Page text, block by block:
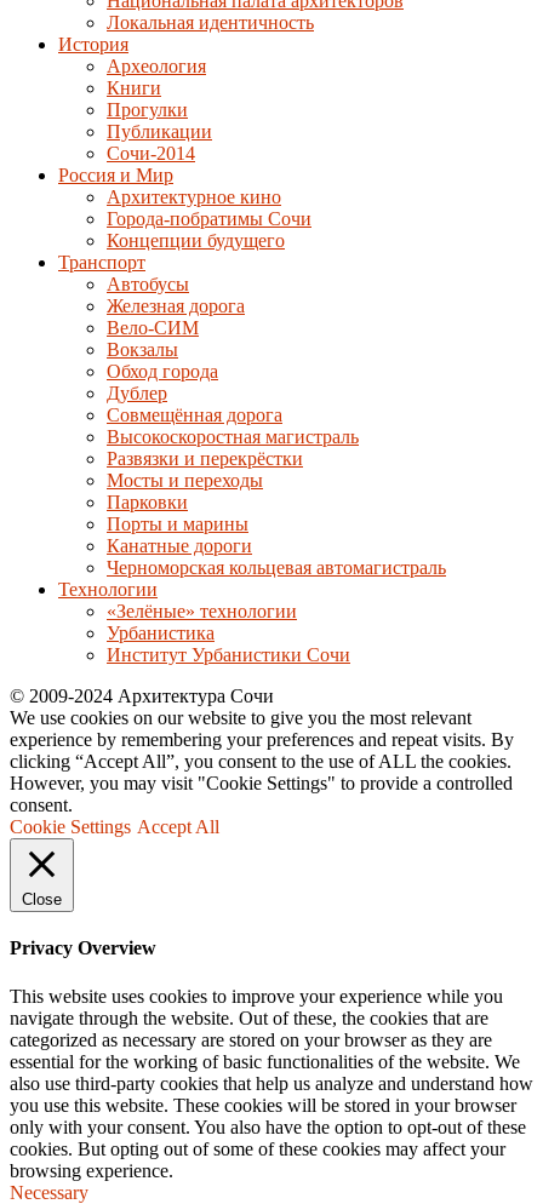
Локальная идентичность
История
Археология
Книги
Прогулки
Публикации
Сочи-2014
Россия и Мир
Архитектурное кино
Города-побратимы Сочи
Концепции будущего
Транспорт
Автобусы
Железная дорога
Вело-СИМ
Вокзалы
Обход города
Дублер
Совмещённая дорога
Высокоскоростная магистраль
Развязки и перекрёстки
Мосты и переходы
Парковки
Порты и марины
Канатные дороги
Черноморская кольцевая автомагистраль
Технологии
«Зелёные» технологии
Урбанистика
Институт Урбанистики Сочи
© 2009-2024 Архитектура Сочи
We use cookies on our website to give you the most relevant
experience by remembering your preferences and repeat visits. By
clicking “Accept All”, you consent to the use of ALL the cookies.
However, you may visit "Cookie Settings" to provide a controlled
consent.
Cookie Settings Accept All
Close
Privacy Overview
This website uses cookies to improve your experience while you
navigate through the website. Out of these, the cookies that are
categorized as necessary are stored on your browser as they are
essential for the working of basic functionalities of the website. We
also use third-party cookies that help us analyze and understand how
you use this website. These cookies will be stored in your browser
only with your consent. You also have the option to opt-out of these
cookies. But opting out of some of these cookies may affect your
browsing experience.
Necessary